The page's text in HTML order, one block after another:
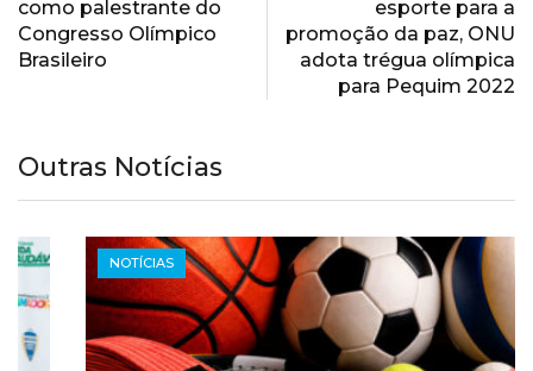
como palestrante do
Congresso Olímpico
Brasileiro
esporte para a
promoção da paz, ONU
adota trégua olímpica
para Pequim 2022
Outras Notícias
NOTÍCIAS